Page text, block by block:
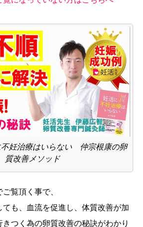
妊治療はいらない 仲宗根康の卵
質改善メソッド
覧頂く事で、
も、血流を促進し、体質改善が加
つく為の卵質改善の秘訣がわかり